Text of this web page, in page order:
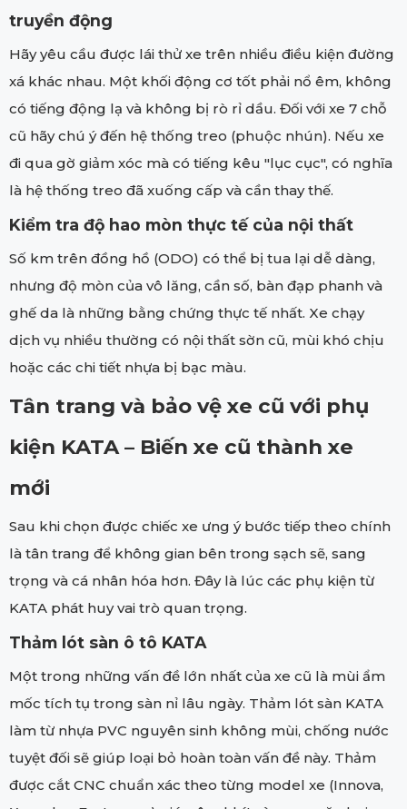
truyền động
Hãy yêu cầu được lái thử xe trên nhiều điều kiện đường
xá khác nhau. Một khối động cơ tốt phải nổ êm, không
có tiếng động lạ và không bị rò rỉ dầu. Đối với xe 7 chỗ
cũ hãy chú ý đến hệ thống treo (phuộc nhún). Nếu xe
đi qua gờ giảm xóc mà có tiếng kêu "lục cục", có nghĩa
là hệ thống treo đã xuống cấp và cần thay thế.
Kiểm tra độ hao mòn thực tế của nội thất
Số km trên đồng hồ (ODO) có thể bị tua lại dễ dàng,
nhưng độ mòn của vô lăng, cần số, bàn đạp phanh và
ghế da là những bằng chứng thực tế nhất. Xe chạy
dịch vụ nhiều thường có nội thất sờn cũ, mùi khó chịu
hoặc các chi tiết nhựa bị bạc màu.
Tân trang và bảo vệ xe cũ với phụ
kiện KATA – Biến xe cũ thành xe
mới
Sau khi chọn được chiếc xe ưng ý bước tiếp theo chính
là tân trang để không gian bên trong sạch sẽ, sang
trọng và cá nhân hóa hơn. Đây là lúc các phụ kiện từ
KATA phát huy vai trò quan trọng.
Thảm lót sàn ô tô KATA
Một trong những vấn đề lớn nhất của xe cũ là mùi ẩm
mốc tích tụ trong sàn nỉ lâu ngày. Thảm lót sàn KATA
làm từ nhựa PVC nguyên sinh không mùi, chống nước
tuyệt đối sẽ giúp loại bỏ hoàn toàn vấn đề này. Thảm
được cắt CNC chuẩn xác theo từng model xe (Innova,